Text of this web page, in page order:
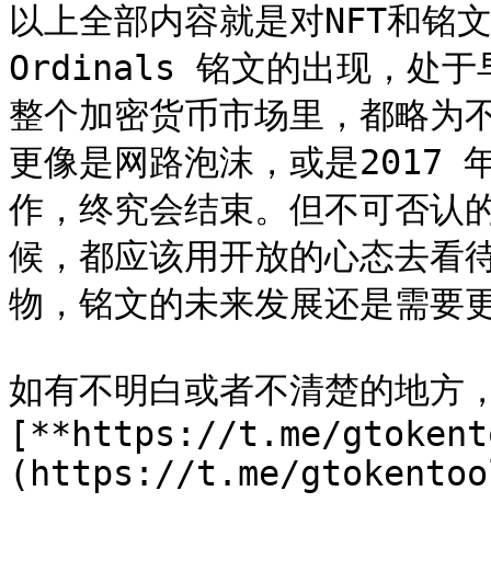
以上全部内容就是对NFT和铭
Ordinals 铭文的出现，处于
整个加密货币市场里，都略为
更像是网路泡沫，或是2017
作，终究会结束。但不可否认
候，都应该用开放的心态去看
物，铭文的未来发展还是需要
如有不明白或者不清楚的地方
[**https://t.me/